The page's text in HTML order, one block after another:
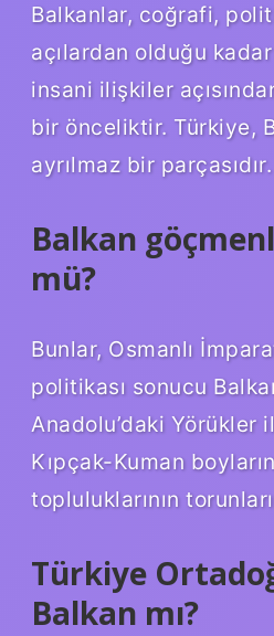
Balkanlar, coğrafi,
açılardan olduğu
insani ilişkiler
bir önceliktir. Türkiye,
ayrılmaz bir parçasıdır.
Balkan
mü?
Bunlar, Osmanlı
politikası sonucu
Anadolu’daki Yörükler
Kıpçak-Kuman
topluluklarının
Türkiye
Balkan mı?